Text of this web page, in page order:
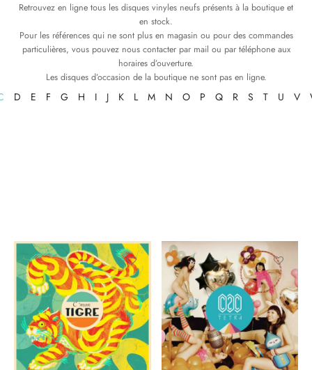
Retrouvez en ligne tous les disques vinyles neufs présents à la boutique et
en stock.
Pour les références qui ne sont plus en magasin ou pour des commandes
particulières, vous pouvez nous contacter par mail ou par téléphone aux
horaires d’ouverture.
Les disques d’occasion de la boutique ne sont pas en ligne.
D E F G H I J K L M N O P Q R S T U V